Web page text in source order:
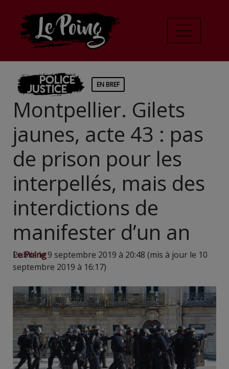
Police
Justice EN BREF
Montpellier. Gilets
jaunes, acte 43 : pas
de prison pour les
interpellés, mais des
interdictions de
manifester d’un an
Le Poing
Publié le 9 septembre 2019 à 20:48 (mis à jour le 10
septembre 2019 à 16:17)